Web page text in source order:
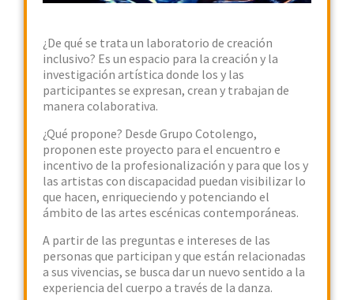
¿De qué se trata un laboratorio de creación
inclusivo? Es un espacio para la creación y la
investigación artística donde los y las
participantes se expresan, crean y trabajan de
manera colaborativa.
¿Qué propone? Desde Grupo Cotolengo,
proponen este proyecto para el encuentro e
incentivo de la profesionalización y para que los y
las artistas con discapacidad puedan visibilizar lo
que hacen, enriqueciendo y potenciando el
ámbito de las artes escénicas contemporáneas.
A partir de las preguntas e intereses de las
personas que participan y que están relacionadas
a sus vivencias, se busca dar un nuevo sentido a la
experiencia del cuerpo a través de la danza.